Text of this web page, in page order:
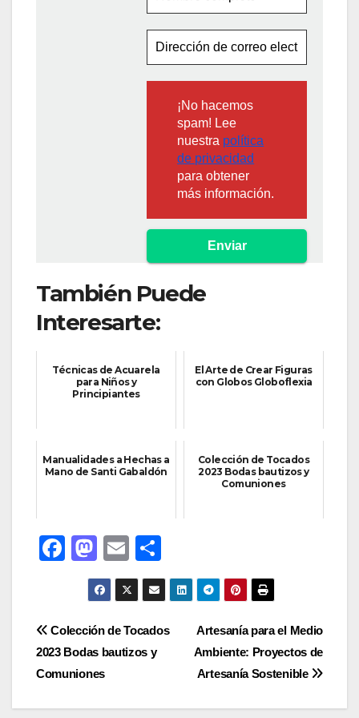
¡No hacemos
spam! Lee
nuestra política
de privacidad
para obtener
más información.
También Puede
Interesarte:
Técnicas de Acuarela
para Niños y
Principiantes
El Arte de Crear Figuras
con Globos Globoflexia
Manualidades a Hechas a
Mano de Santi Gabaldón
Colección de Tocados
2023 Bodas bautizos y
Comuniones
F
e
b
o
o
M
a
st
o
d
o
n
E
m
ail
o
m
p
Navegación
de
entradas
Artesanía para el Medio
Ambiente: Proyectos de
Artesanía Sostenible
Colección de Tocados
2023 Bodas bautizos y
Comuniones